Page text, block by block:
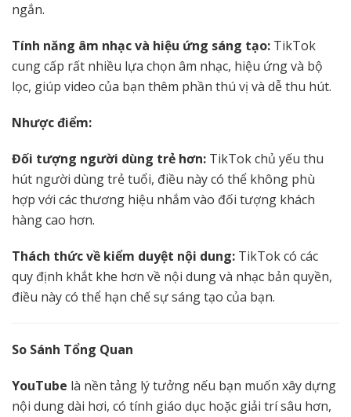
ngắn.
Tính năng âm nhạc và hiệu ứng sáng tạo: TikTok
cung cấp rất nhiều lựa chọn âm nhạc, hiệu ứng và bộ
lọc, giúp video của bạn thêm phần thú vị và dễ thu hút.
Nhược điểm:
Đối tượng người dùng trẻ hơn: TikTok chủ yếu thu
hút người dùng trẻ tuổi, điều này có thể không phù
hợp với các thương hiệu nhắm vào đối tượng khách
hàng cao hơn.
Thách thức về kiểm duyệt nội dung: TikTok có các
quy định khắt khe hơn về nội dung và nhạc bản quyền,
điều này có thể hạn chế sự sáng tạo của bạn.
So Sánh Tổng Quan
YouTube là nền tảng lý tưởng nếu bạn muốn xây dựng
nội dung dài hơi, có tính giáo dục hoặc giải trí sâu hơn,